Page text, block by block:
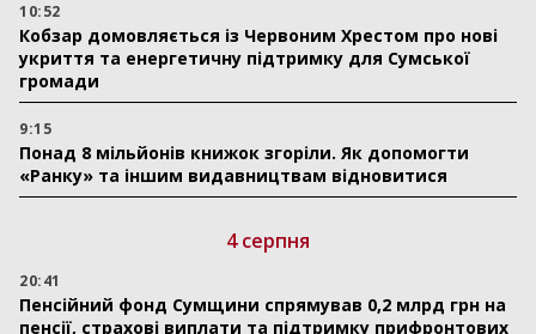
10:52
Кобзар домовляється із Червоним Хрестом про нові
укриття та енергетичну підтримку для Сумської
громади
9:15
Понад 8 мільйонів книжок згоріли. Як допомогти
«Ранку» та іншим видавництвам відновитися
4 серпня
20:41
Пенсійний фонд Сумщини спрямував 0,2 млрд грн на
пенсії, страхові виплати та підтримку прифронтових